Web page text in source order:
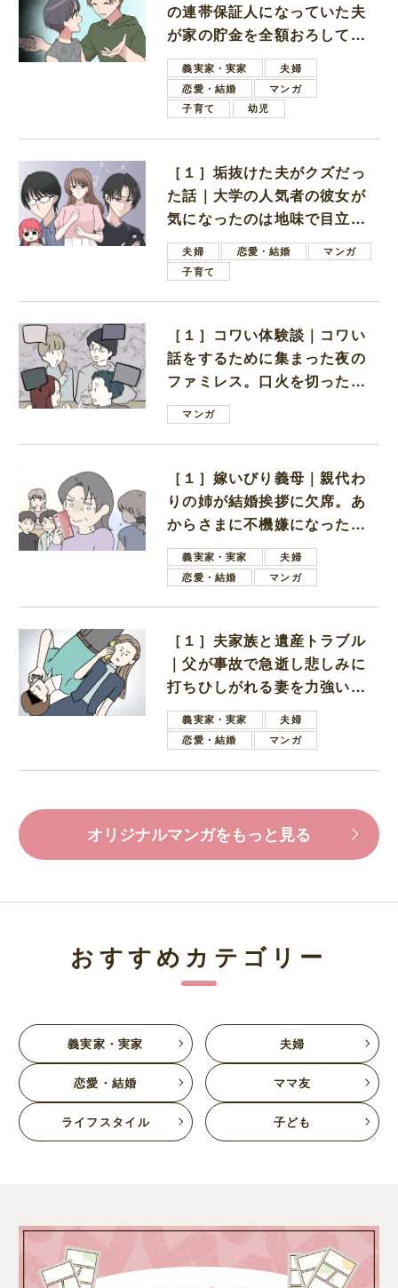
の連帯保証人になっていた夫
が家の貯金を全額おろしてほ
しいと言ってきた
義実家・実家
夫婦
恋愛・結婚
マンガ
子育て
幼児
［１］垢抜けた夫がクズだっ
た話｜大学の人気者の彼女が
気になったのは地味で目立た
ない男子学生
夫婦 恋愛・結婚
マンガ
子育て
［１］コワい体験談｜コワい
話をするために集まった夜の
ファミレス。口火を切ったの
は電車好きの男の子ママ
マンガ
［１］嫁いびり義母｜親代わ
りの姉が結婚挨拶に欠席。あ
からさまに不機嫌になった義
母義実家・実家
夫婦
恋愛・結婚
マンガ
［１］夫家族と遺産トラブル
｜父が事故で急逝し悲しみに
打ちひしがれる妻を力強い言
葉で励ます夫
義実家・実家
夫婦
恋愛・結婚
マンガ
オリジナルマンガをもっと見る
おすすめカテゴリー
義実家・実家 夫婦
恋愛・結婚 ママ友
ライフスタイル 子ども